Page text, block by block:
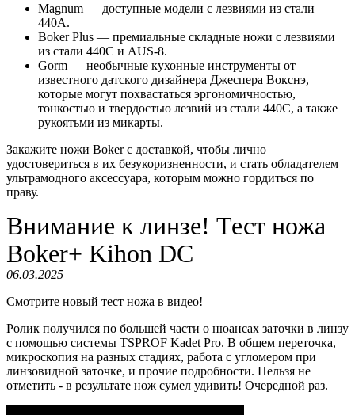
Magnum — доступные модели с лезвиями из стали
440А.
Boker Plus — премиальные складные ножи с лезвиями
из стали 440С и AUS-8.
Gorm — необычные кухонные инструменты от
известного датского дизайнера Джеспера Вокснэ,
которые могут похвастаться эргономичностью,
тонкостью и твердостью лезвий из стали 440С, а также
рукоятьми из микарты.
Закажите ножи Boker с доставкой, чтобы лично
удостовериться в их безукоризненности, и стать обладателем
ультрамодного аксессуара, которым можно гордиться по
праву.
Внимание к линзе! Тест ножа
Boker+ Kihon DC
06.03.2025
Смотрите новый тест ножа в видео!
Ролик получился по большей части о нюансах заточки в линзу
с помощью системы TSPROF Kadet Pro. В общем переточка,
микроскопия на разных стадиях, работа с угломером при
линзовидной заточке, и прочие подробности. Нельзя не
отметить - в результате нож сумел удивить! Очередной раз.